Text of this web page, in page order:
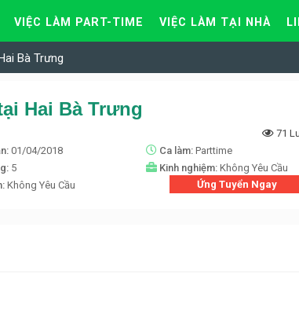
VIỆC LÀM PART-TIME VIỆC LÀM TẠI NHÀ
Bà Trưng
Hai Bà Trưng
71
01/04/2018 Ca làm: Parttime
5 Kinh nghiệm: Không Yêu Cầu
Không Yêu Cầu Ứng Tuyển Ngay